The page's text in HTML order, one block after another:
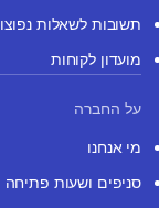
תשובות לשאלות
מועדון לקוחות
על החברה
מי אנחנו
סניפים ושעות פתיחה